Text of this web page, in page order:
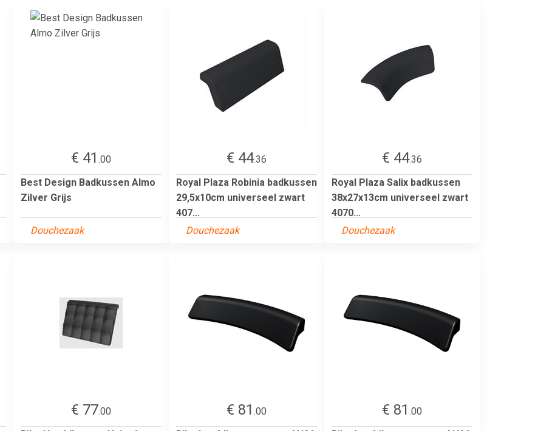
€ 41 .00
Best Design Badkussen Almo
Zilver Grijs
Douchezaak
€ 44.36
Royal Plaza Robinia badkussen
29,5x10cm universeel zwart
407...
Douchezaak
€ 44.36
Royal Plaza Salix badkussen
38x27x13cm universeel zwart
4070...
Douchezaak
€ 77.00
€ 81 .00
€ 81 .00